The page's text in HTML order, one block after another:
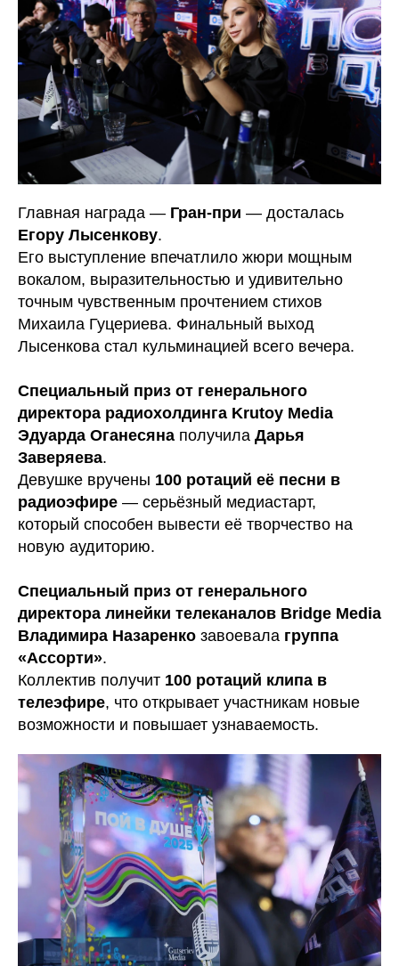
Главная награда — Гран-при — досталась
Егору Лысенкову.
Его выступление впечатлило жюри мощным
вокалом, выразительностью и удивительно
точным чувственным прочтением стихов
Михаила Гуцериева. Финальный выход
Лысенкова стал кульминацией всего вечера.
Специальный приз от генерального
директора радиохолдинга Krutoy Media
Эдуарда Оганесяна получила Дарья
Заверяева.
Девушке вручены 100 ротаций её песни в
радиоэфире — серьёзный медиастарт,
который способен вывести её творчество на
новую аудиторию.
Специальный приз от генерального
директора линейки телеканалов Bridge Media
Владимира Назаренко завоевала группа
«Ассорти».
Коллектив получит 100 ротаций клипа в
телеэфире, что открывает участникам новые
возможности и повышает узнаваемость.